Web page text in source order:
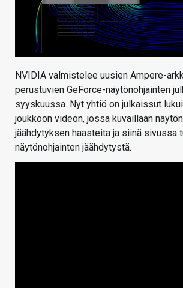
NVIDIA valmistelee uusien Ampere-
perustuvien GeForce-näytönohjainten
syyskuussa. Nyt yhtiö on julkaissut
joukkoon videon, jossa kuvaillaan
jäähdytyksen haasteita ja siinä sivussa
näytönohjainten jäähdytystä.